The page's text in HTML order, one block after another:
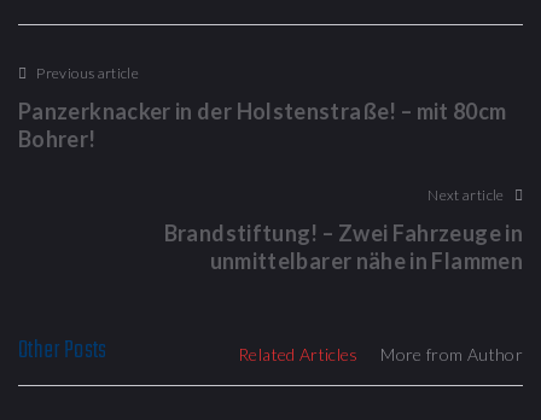
Previous article
Panzerknacker in der Holstenstraße! – mit 80cm
Bohrer!
Next article
Brandstiftung! – Zwei Fahrzeuge in
unmittelbarer nähe in Flammen
Other Posts Related Articles More from Author